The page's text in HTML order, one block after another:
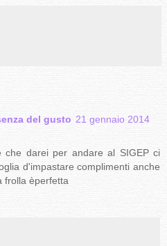
del gusto 21 gennaio 2014
che darei per andare al SIGEP ci
d'impastare complimenti anche
frolla èperfetta